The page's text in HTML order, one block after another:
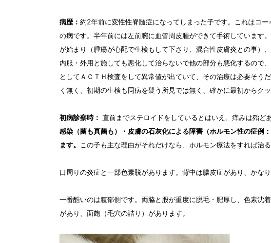
病歴： 約2年前に変性性脊髄症になってしまった子です。これはコ
の病です。半年前には左前腕に血管周皮腫ができて手術しています
が始まり（腫瘍が心配で生検もして下さり、混合性皮膚炎との事）
内服・外用と施しても悪化して治らないで他の部分も悪化するので
としてＡＣＴＨ検査をして異常値が出ていて、その治療は必要そう
く無く、初期の生検も同病を疑う所見では無く、確かに最初からク
初病診察時： 直前までステロイドをしているとはいえ、痒みは殆ど
感染（菌も真菌も）・皮膚の石灰化による障害（ホルモン性の症例
ます。
この子も主な理由がそれだけなら、ホルモン療法をすれば治
口周りの炎症と一部色素脱があります。背中は膿皮症があり、かなり
一番酷いのは腹部側です。両脇と股が重度に脱毛・肥厚し、色素沈
があり、面皰（毛穴の詰り）があります。